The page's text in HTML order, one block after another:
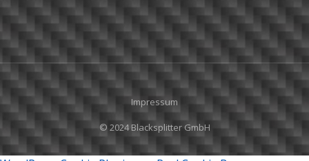
© 2024 Blacksplitter GmbH
Impressum